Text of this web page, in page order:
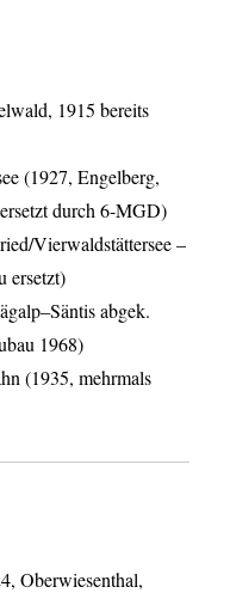
1915 bereits
(1927, Engelberg,
durch 6-MGD)
Vierwaldstättersee –
ersetzt)
abgek.
1968)
(1935, mehrmals
Oberwiesenthal,